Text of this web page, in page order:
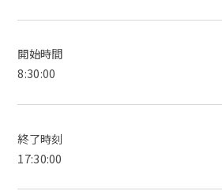
開始時間
8:30:00
終了時刻
17:30:00